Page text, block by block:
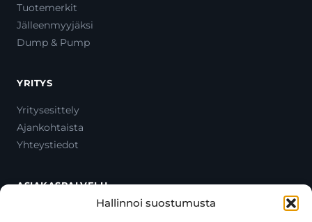
Hallinnoi suostumusta
Tuotemerkit
Jälleenmyyjäksi
Dump & Pump
YRITYS
Yritysesittely
Ajankohtaista
Yhteystiedot
ASIAKASPALVELU